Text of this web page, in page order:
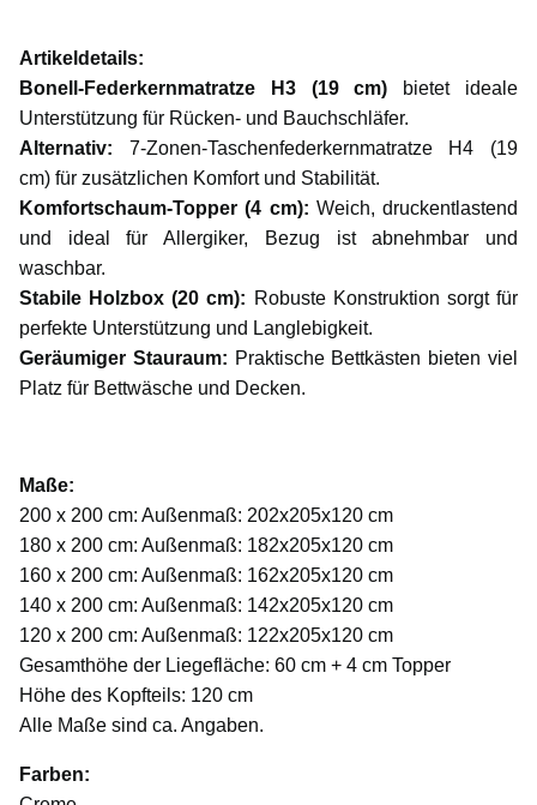
Artikeldetails:
Bonell-Federkernmatratze H3 (19 cm) bietet ideale
Unterstützung für Rücken- und Bauchschläfer.
Alternativ: 7-Zonen-Taschenfederkernmatratze H4 (19
cm) für zusätzlichen Komfort und Stabilität.
Komfortschaum-Topper (4 cm): Weich, druckentlastend
und ideal für Allergiker, Bezug ist abnehmbar und
waschbar.
Stabile Holzbox (20 cm): Robuste Konstruktion sorgt für
perfekte Unterstützung und Langlebigkeit.
Geräumiger Stauraum: Praktische Bettkästen bieten viel
Platz für Bettwäsche und Decken.
Maße:
200 x 200 cm: Außenmaß: 202x205x120 cm
180 x 200 cm: Außenmaß: 182x205x120 cm
160 x 200 cm: Außenmaß: 162x205x120 cm
140 x 200 cm: Außenmaß: 142x205x120 cm
120 x 200 cm: Außenmaß: 122x205x120 cm
Gesamthöhe der Liegefläche: 60 cm + 4 cm Topper
Höhe des Kopfteils: 120 cm
Alle Maße sind ca. Angaben.
Farben: